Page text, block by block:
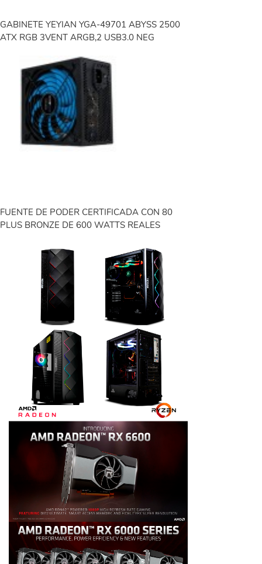
GABINETE YEYIAN YGA-49701 ABYSS 2500
ATX RGB 3VENT ARGB,2 USB3.0 NEG
FUENTE DE PODER CERTIFICADA CON 80
PLUS BRONZE DE 600 WATTS REALES